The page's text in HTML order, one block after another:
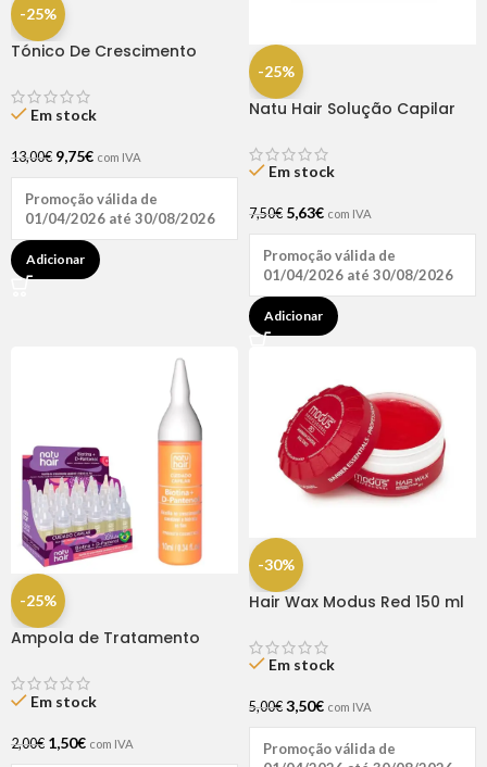
-25%
Tónico De Crescimento
Em stock
13,00€ 9,75€ com IVA
Promoção válida de
01/04/2026 até 30/08/2026
Adicionar
-25%
Natu Hair Solução Capilar
Em stock
7,50€ 5,63€ com IVA
Promoção válida de
01/04/2026 até 30/08/2026
Adicionar
-25%
Ampola de Tratamento
Hair (1 UNIDADE)
Em stock
2,00€ 1,50€ com IVA
-30%
Hair Wax Modus Red 150 ml
Em stock
5,00€ 3,50€ com IVA
Promoção válida de